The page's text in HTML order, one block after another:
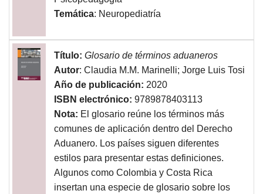
Temática: Neuropediatría
Título: Glosario de términos aduaneros
Autor: Claudia M.M. Marinelli; Jorge Luis Tosi
Año de publicación: 2020
ISBN electrónico: 9789878403113
Nota: El glosario reúne los términos más
comunes de aplicación dentro del Derecho
Aduanero. Los países siguen diferentes
estilos para presentar estas definiciones.
Algunos como Colombia y Costa Rica
insertan una especie de glosario sobre los